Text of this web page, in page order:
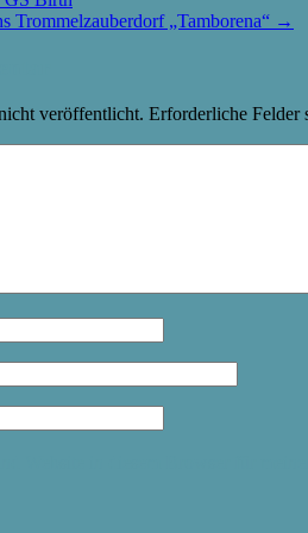
Trommelzauberdorf „Tamborena“ →
veröffentlicht. Erforderliche Felder